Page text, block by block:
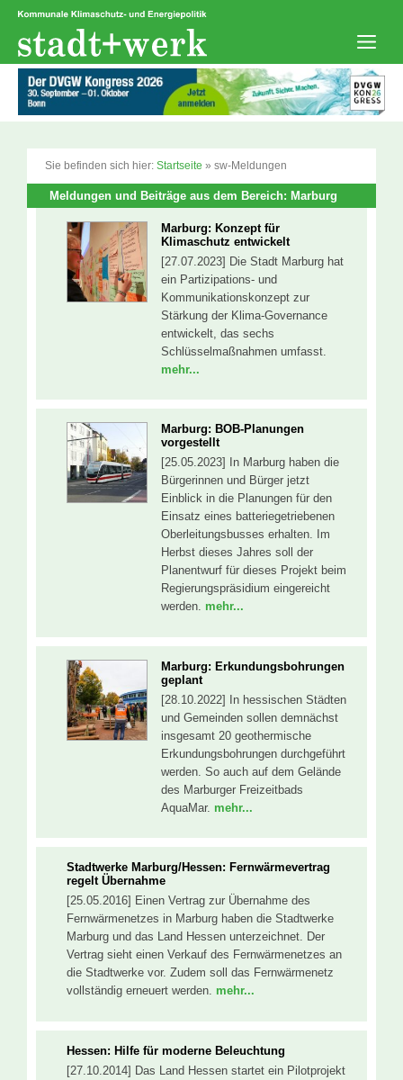
Zum
springen
Sie befinden sich hier: Startseite » sw-Meldungen
Meldungen und Beiträge aus dem Bereich: Marburg
Marburg: Konzept für
Klimaschutz entwickelt
[27.07.2023] Die Stadt Marburg hat
ein Partizipations- und
Kommunikationskonzept zur
Stärkung der Klima-Governance
entwickelt, das sechs
Schlüsselmaßnahmen umfasst.
mehr...
Marburg: BOB-Planungen
vorgestellt
[25.05.2023] In Marburg haben die
Bürgerinnen und Bürger jetzt
Einblick in die Planungen für den
Einsatz eines batteriegetriebenen
Oberleitungsbusses erhalten. Im
Herbst dieses Jahres soll der
Planentwurf für dieses Projekt beim
Regierungspräsidium eingereicht
werden. mehr...
Marburg: Erkundungsbohrungen
geplant
[28.10.2022] In hessischen Städten
und Gemeinden sollen demnächst
insgesamt 20 geothermische
Erkundungsbohrungen durchgeführt
werden. So auch auf dem Gelände
des Marburger Freizeitbads
AquaMar. mehr...
Stadtwerke Marburg/Hessen: Fernwärmevertrag
regelt Übernahme
[25.05.2016] Einen Vertrag zur Übernahme des
Fernwärmenetzes in Marburg haben die Stadtwerke
Marburg und das Land Hessen unterzeichnet. Der
Vertrag sieht einen Verkauf des Fernwärmenetzes an
die Stadtwerke vor. Zudem soll das Fernwärmenetz
vollständig erneuert werden. mehr...
Hessen: Hilfe für moderne Beleuchtung
[27.10.2014] Das Land Hessen startet ein Pilotprojekt